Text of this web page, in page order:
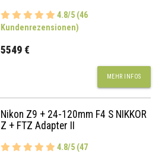
4.8/5 (46
Kundenrezensionen)
5549 €
MEHR INFOS
Nikon Z9 + 24-120mm F4 S NIKKOR
Z + FTZ Adapter II
4.8/5 (47